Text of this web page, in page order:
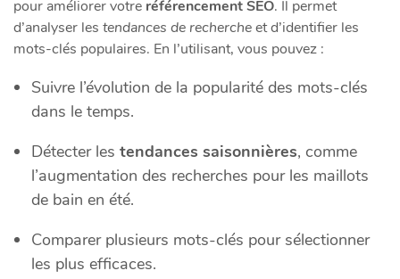
pour améliorer votre référencement SEO. Il permet
d’analyser les tendances de rechercheet d’identifier les
mots-clés populaires. En l’utilisant, vous pouvez :
Suivre l’évolution de la popularité des mots-clés
dans le temps.
Détecter les tendances saisonnières, comme
l’augmentation des recherches pour les maillots
de bain en été.
Comparer plusieurs mots-clés pour sélectionner
les plus efficaces.